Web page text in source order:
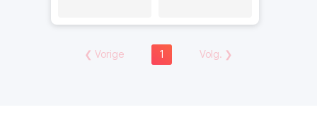
❮ Vorige 1 Volg. ❯